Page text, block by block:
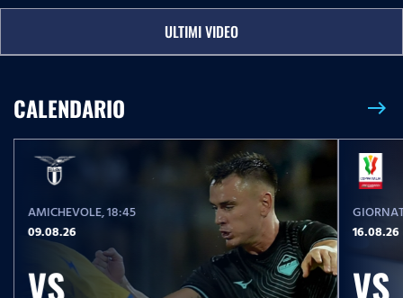
ULTIMI VIDEO
CALENDARIO east
AMICHEVOLE, 18:45
09.08.26
VS
16.08.26
VS